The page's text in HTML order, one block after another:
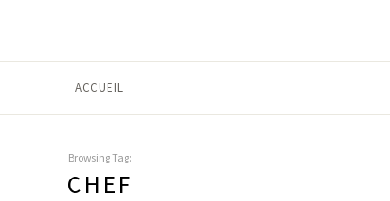
ACCUEIL
Browsing Tag:
CHEF